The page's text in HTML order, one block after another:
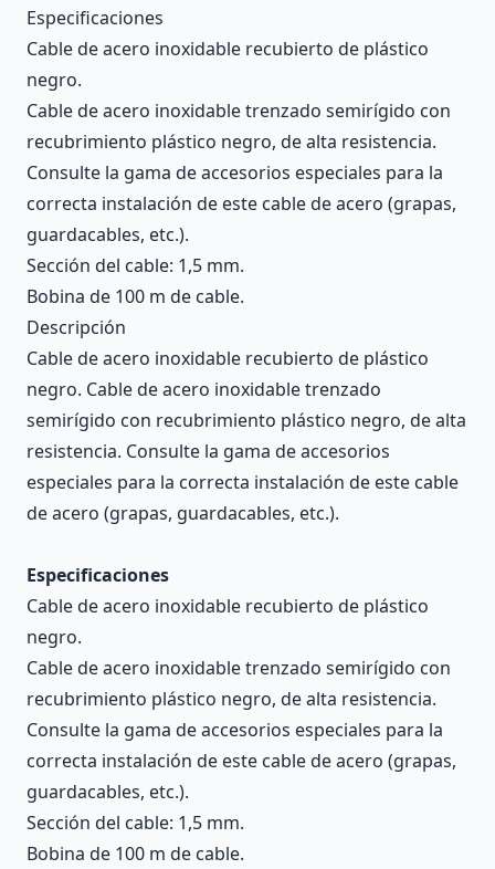
Description
Especificaciones
Cable de acero inoxidable recubierto de plástico
negro.
Cable de acero inoxidable trenzado semirígido con
recubrimiento plástico negro, de alta resistencia.
Consulte la gama de accesorios especiales para la
correcta instalación de este cable de acero (grapas,
guardacables, etc.).
Sección del cable: 1,5 mm.
Bobina de 100 m de cable.
Descripción
Cable de acero inoxidable recubierto de plástico
negro. Cable de acero inoxidable trenzado
semirígido con recubrimiento plástico negro, de alta
resistencia. Consulte la gama de accesorios
especiales para la correcta instalación de este cable
de acero (grapas, guardacables, etc.).
Especificaciones
Cable de acero inoxidable recubierto de plástico
negro.
Cable de acero inoxidable trenzado semirígido con
recubrimiento plástico negro, de alta resistencia.
Consulte la gama de accesorios especiales para la
correcta instalación de este cable de acero (grapas,
guardacables, etc.).
Sección del cable: 1,5 mm.
Bobina de 100 m de cable.